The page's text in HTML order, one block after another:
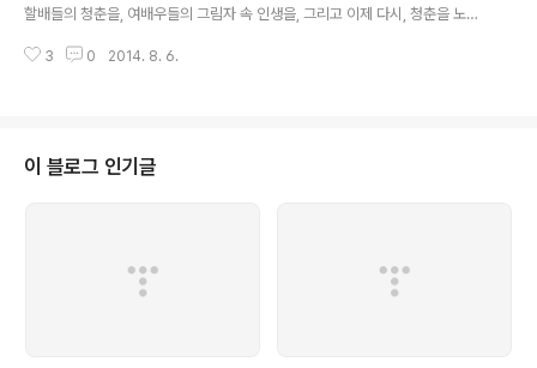
할배들의 청춘을, 여배우들의 그림자 속 인생을, 그리고 이제 다시, 청춘을 노래
너무 큰 시리즈도 있다. 그런가 하면, 이제는 흘러가버릴 시대가 되어버릴 뻔 했
는 꾸준하고 따뜻한 시선들이 지속된다. 군대를 우물 속에서 건져낸 이 그러했
고, 농촌을 길어낸 이나, 가 그렇다. 그리고 이제, 또 한편의 소외받은 문화 영역
3 0 2014. 8. 6.
이 블로그 인기글